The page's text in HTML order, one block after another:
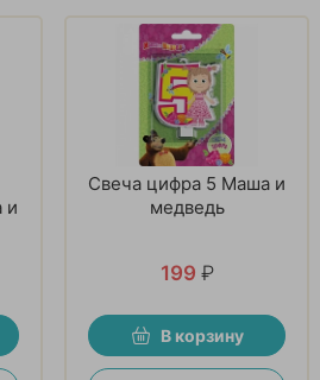
и
Свеча цифра 5 Маша и
медведь
199 ₽
В корзину